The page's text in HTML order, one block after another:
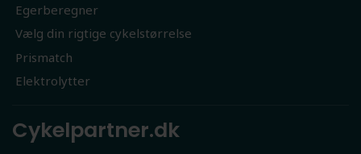
Egerberegner
Vælg din rigtige cykelstørrelse
Prismatch
Elektrolytter
Cykelpartner.dk